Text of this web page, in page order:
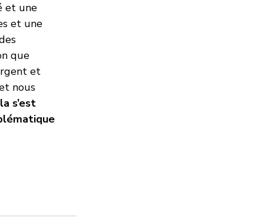
et une
et une
que
et
nous
s’est